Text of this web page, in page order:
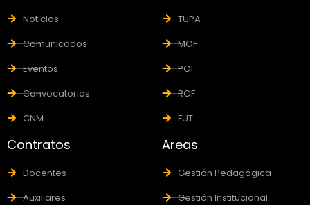
Noticias
Comunicados
Eventos
Convocatorias
CNM
TUPA
MOF
POI
ROF
FUT
Contratos
Docentes
Auxiliares
Areas
Gestión Pedagógica
Gestión Institucional